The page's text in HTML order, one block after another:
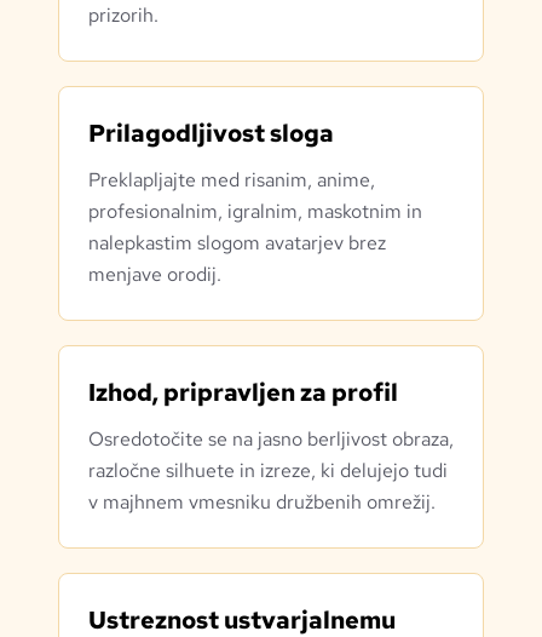
prizorih.
Prilagodljivost sloga
Preklapljajte med risanim, anime,
profesionalnim, igralnim, maskotnim in
nalepkastim slogom avatarjev brez
menjave orodij.
Izhod, pripravljen za profil
Osredotočite se na jasno berljivost obraza,
razločne silhuete in izreze, ki delujejo tudi
v majhnem vmesniku družbenih omrežij.
Ustreznost ustvarjalnemu